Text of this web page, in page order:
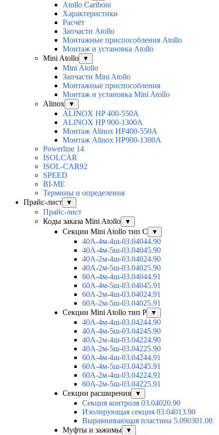
Atollo Cariboni
Характеристики
Расчёт
Запчасти Atollo
Монтажные приспособления Atollo
Монтаж и установка Atollo
Mini Atollo
▼
Mini Atollo
Запчасти Mini Atollo
Монтажные приспособления
Монтаж и установка Mini Atollo
Alinox
▼
ALINOX HP 400-550A
ALINOX HP 900-1300A
Монтаж Alinox HP400-550A
Монтаж Alinox HP900-1300A
Powerline 14
ISOLCAR
ISOL-CAR92
SPEED
BI-ME
Термины и определения
Прайс-лист
▼
Прайс-лист
Коды заказа Mini Atollo
▼
Секции Mini Atollo тип С ▼
40А-4м-4ш-03.04044.90
40А-4м-5ш-03.04045.90
40А-2м-4ш-03.04024.90
40А-2м-5ш-03.04025.90
60А-4м-4ш-03.04044.91
60А-4м-5ш-03.04045.91
60А-2м-4ш-03.04024.91
60А-2м-5ш-03.04025.91
Секции Mini Atollo тип Р
▼
40А-4м-4ш-03.04244.90
40А-4м-5ш-03.04245.90
40А-2м-4ш-03.04224.90
40А-2м-5ш-03.04225.90
60А-4м-4ш-03.04244.91
60А-4м-5ш-03.04245.91
60А-2м-4ш-03.04224.91
60А-2м-5ш-03.04225.91
Секции расширения
▼
Секция контроля 03.04020.90
Изолирующая секция 03.04013.90
Выравнивающая пластина 5.090301.08
Муфты и зажимы
▼